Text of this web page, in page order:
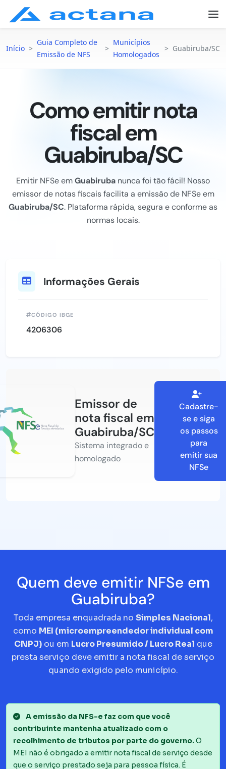
Início >
Guia Completo de
Emissão de NFS
>
Municípios
Homologados
> Guabiruba/SC
Como emitir nota
fiscal em
Guabiruba/SC
Emitir NFSe emGuabiruba nunca foi tão fácil! Nosso
emissor de notas fiscais facilita a emissão de NFSe em
Guabiruba/SC. Plataforma rápida, segura e conforme as
normas locais.
Informações Gerais
CÓDIGO IBGE
4206306
Emissor de
nota fiscal em
Guabiruba/SC
Sistema integrado e
homologado
Cadastre-
se e siga
os passos
para
emitir sua
NFSe
Quem deve emitir NFSe em
Guabiruba?
Toda empresa enquadrada no Simples Nacional,
como MEI (microempreendedor individual com
CNPJ)ou em Lucro Presumido / Lucro Real que
presta serviço deve emitir a nota fiscal de serviço
quando exigido pelo município.
A emissão da NFS-e faz com que você
contribuinte mantenha atualizado com o
recolhimento de tributos por parte do governo.O
MEI não é obrigado a emitir nota fiscal de serviço desde
que o serviço prestado seja para pessoa física. É